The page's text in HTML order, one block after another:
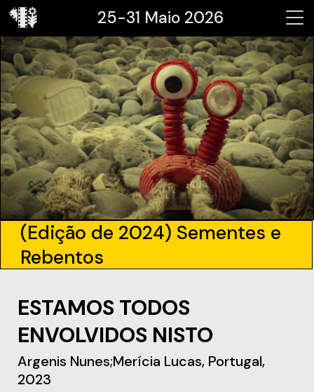
25-31 Maio 2026
(Edição de 2024) Sementes e
Rebentos
ESTAMOS TODOS
ENVOLVIDOS NISTO
Argenis Nunes;Merícia Lucas, Portugal,
2023